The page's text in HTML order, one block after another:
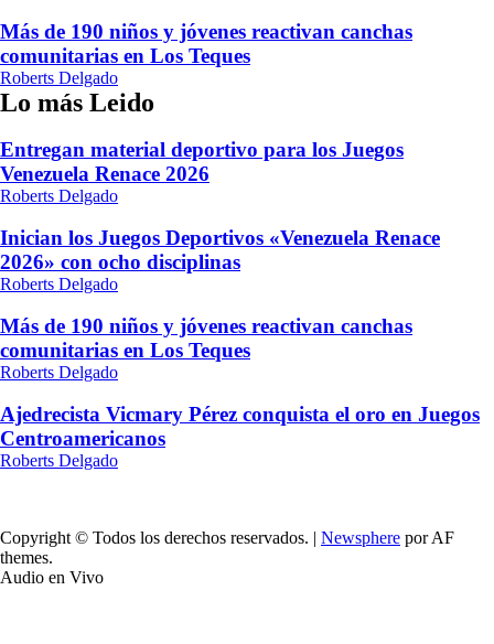
Más de 190 niños y jóvenes reactivan canchas
comunitarias en Los Teques
Roberts Delgado
Lo más Leido
Entregan material deportivo para los Juegos
Venezuela Renace 2026
Roberts Delgado
Inician los Juegos Deportivos «Venezuela Renace
2026» con ocho disciplinas
Roberts Delgado
Más de 190 niños y jóvenes reactivan canchas
comunitarias en Los Teques
Roberts Delgado
Ajedrecista Vicmary Pérez conquista el oro en Juegos
Centroamericanos
Roberts Delgado
Copyright © Todos los derechos reservados. | Newsphere por AF
themes.
Audio en Vivo